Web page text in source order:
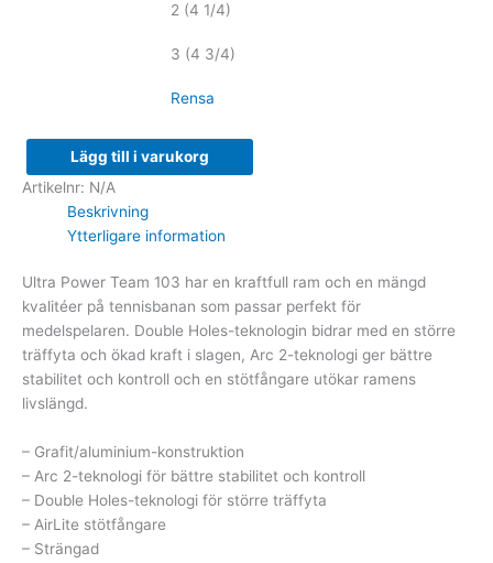
2 (4 1/4)
3 (4 3/4)
Rensa
Lägg till i varukorg
Artikelnr: N/A
Beskrivning
Ytterligare information
Ultra Power Team 103 har en kraftfull ram och en mängd
kvalitéer på tennisbanan som passar perfekt för
medelspelaren. Double Holes-teknologin bidrar med en större
träffyta och ökad kraft i slagen, Arc 2-teknologi ger bättre
stabilitet och kontroll och en stötfångare utökar ramens
livslängd.
– Grafit/aluminium-konstruktion
– Arc 2-teknologi för bättre stabilitet och kontroll
– Double Holes-teknologi för större träffyta
– AirLite stötfångare
– Strängad